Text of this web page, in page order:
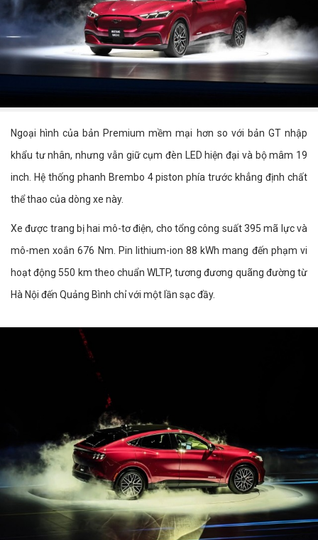
Ngoại hình của bản Premium mềm mại hơn so với bản GT nhập
khẩu tư nhân, nhưng vẫn giữ cụm đèn LED hiện đại và bộ mâm 19
inch. Hệ thống phanh Brembo 4 piston phía trước khẳng định chất
thể thao của dòng xe này.
Xe được trang bị hai mô-tơ điện, cho tổng công suất 395 mã lực và
mô-men xoắn 676 Nm. Pin lithium-ion 88 kWh mang đến phạm vi
hoạt động 550 km theo chuẩn WLTP, tương đương quãng đường từ
Hà Nội đến Quảng Bình chỉ với một lần sạc đầy.